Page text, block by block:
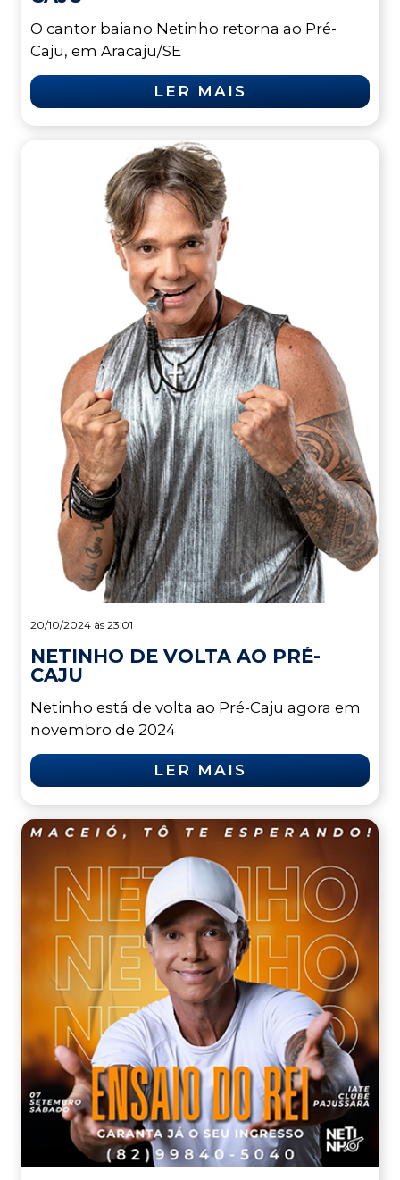
O cantor baiano Netinho retorna ao Pré-
Caju, em Aracaju/SE
LER MAIS
20/10/2024 às 23:01
NETINHO DE VOLTA AO PRÉ-
CAJU
Netinho está de volta ao Pré-Caju agora em
novembro de 2024
LER MAIS